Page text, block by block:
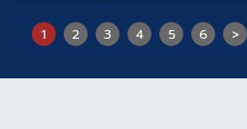
1 2 3 4 5 6 >